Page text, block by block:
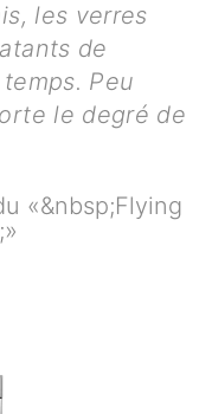
les verres
de
Peu
le degré de
«&nbsp;Flying